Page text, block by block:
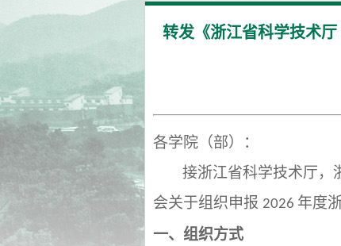
转发《浙江省科学技术
各学院（部）：
接浙江省科学技术厅，
会关于组织申报 2026 年度
一、组织方式